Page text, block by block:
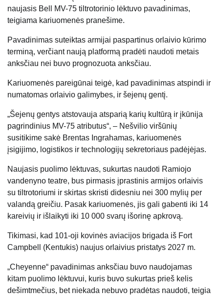
naujasis Bell MV-75 tiltrotorinio lėktuvo pavadinimas,
teigiama kariuomenės pranešime.
Pavadinimas suteiktas armijai paspartinus orlaivio kūrimo
terminą, verčiant naują platformą pradėti naudoti metais
anksčiau nei buvo prognozuota anksčiau.
Kariuomenės pareigūnai teigė, kad pavadinimas atspindi ir
numatomas orlaivio galimybes, ir šejenų gentį.
„Šejenų gentys atstovauja atsparią karių kultūrą ir įkūnija
pagrindinius MV-75 atributus“, – Nešvilio viršūnių
susitikime sakė Brentas Ingrahamas, kariuomenės
įsigijimo, logistikos ir technologijų sekretoriaus padėjėjas.
Naujasis puolimo lėktuvas, sukurtas naudoti Ramiojo
vandenyno teatre, bus pirmasis įprastinis armijos orlaivis
su tiltrotoriumi ir skirtas skristi didesniu nei 300 mylių per
valandą greičiu. Pasak kariuomenės, jis gali gabenti iki 14
kareivių ir išlaikyti iki 10 000 svarų išorinę apkrovą.
Tikimasi, kad 101-oji kovinės aviacijos brigada iš Fort
Campbell (Kentukis) naujus orlaivius pristatys 2027 m.
„Cheyenne“ pavadinimas anksčiau buvo naudojamas
kitam puolimo lėktuvui, kuris buvo sukurtas prieš kelis
dešimtmečius, bet niekada nebuvo pradėtas naudoti, teigia